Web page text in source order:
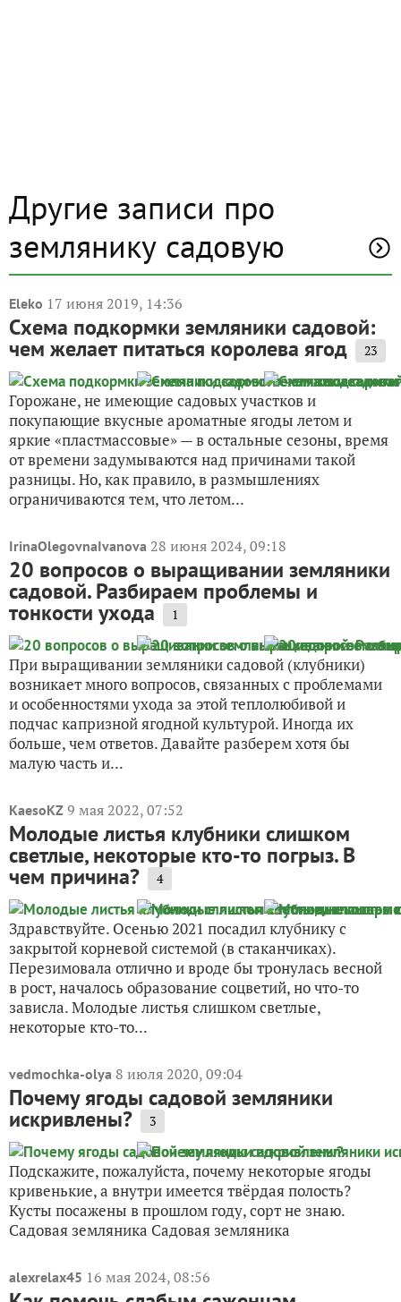
Другие записи про
землянику садовую
Eleko 17 июня 2019, 14:36
Схема подкормки земляники садовой:
чем желает питаться королева ягод 23
Горожане, не имеющие садовых участков и
покупающие вкусные ароматные ягоды летом и
яркие «пластмассовые» — в остальные сезоны, время
от времени задумываются над причинами такой
разницы. Но, как правило, в размышлениях
ограничиваются тем, что летом...
IrinaOlegovnaIvanova 28 июня 2024, 09:18
20 вопросов о выращивании земляники
садовой. Разбираем проблемы и
тонкости ухода 1
При выращивании земляники садовой (клубники)
возникает много вопросов, связанных с проблемами
и особенностями ухода за этой теплолюбивой и
подчас капризной ягодной культурой. Иногда их
больше, чем ответов. Давайте разберем хотя бы
малую часть и...
KaesoKZ 9 мая 2022, 07:52
Молодые листья клубники слишком
светлые, некоторые кто-то погрыз. В
чем причина? 4
Здравствуйте. Осенью 2021 посадил клубнику с
закрытой корневой системой (в стаканчиках).
Перезимовала отлично и вроде бы тронулась весной
в рост, началось образование соцветий, но что-то
зависла. Молодые листья слишком светлые,
некоторые кто-то...
vedmochka-olya 8 июля 2020, 09:04
Почему ягоды садовой земляники
искривлены? 3
Подскажите, пожалуйста, почему некоторые ягоды
кривенькие, а внутри имеется твёрдая полость?
Кусты посажены в прошлом году, сорт не знаю.
Садовая земляника Садовая земляника
alexrelax45 16 мая 2024, 08:56